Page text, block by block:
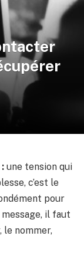
une tension qui
c’est le
pour
il faut
le nommer,